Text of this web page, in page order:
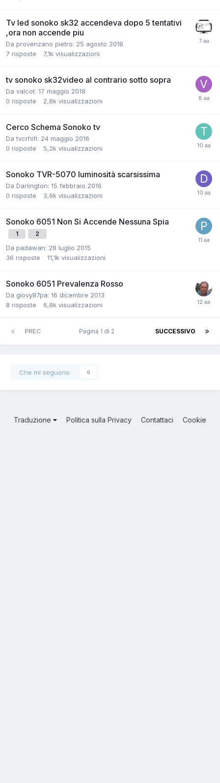
Tv led sonoko sk32 accendeva dopo 5 tentativi
,ora non accende piu
Da provenzano pietro: 25 agosto 2018
7 risposte 7,1k visualizzazioni
tv sonoko sk32video al contrario sotto sopra
Da valcot: 17 maggio 2018
0 risposte 2,8k visualizzazioni
Cerco Schema Sonoko tv
Da tvcrhifi: 24 maggio 2016
0 risposte 5,2k visualizzazioni
Sonoko TVR-5070 luminosità scarsissima
Da Darlington: 15 febbraio 2016
0 risposte 3,6k visualizzazioni
Sonoko 6051 Non Si Accende Nessuna Spia
1 2
Da padawan: 28 luglio 2015
36 risposte 11,1k visualizzazioni
Sonoko 6051 Prevalenza Rosso
Da giovy87pa: 16 dicembre 2013
8 risposte 6,8k visualizzazioni
PREC SUCCESSIVO
Pagina 1 di 2
Che mi seguono 0
Traduzione Politica sulla Privacy Contattaci Cookie